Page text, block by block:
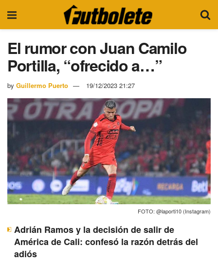
El rumor con Juan Camilo
Portilla, “ofrecido a…”
by Guillermo Puerto 19/12/2023 21:27
FOTO: @laporti10 (Instagram)
Adrián Ramos y la decisión de salir de
América de Cali: confesó la razón detrás del
adiós